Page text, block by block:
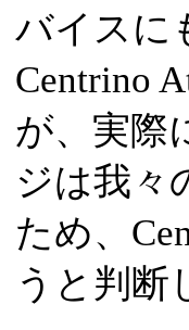
バイスに
Centrino
が、実際
ジは我々
ため、
うと判断